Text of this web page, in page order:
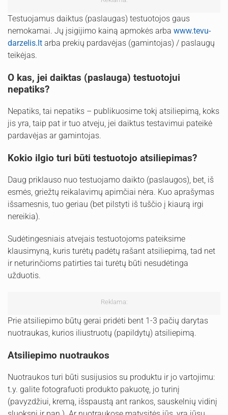
Testuojamus daiktus (paslaugas) testuotojos gaus
nemokamai. Jų įsigijimo kainą apmokės arba www.tevu-
darzelis.lt arba prekių pardavėjas (gamintojas) / paslaugų
teikėjas.
O kas, jei daiktas (paslauga) testuotojui
nepatiks?
Nepatiks, tai nepatiks – publikuosime tokį atsiliepimą, koks
jis yra, taip pat ir tuo atveju, jei daiktus testavimui pateikė
pardavėjas ar gamintojas.
Kokio ilgio turi būti testuotojo atsiliepimas?
Daug priklauso nuo testuojamo daikto (paslaugos), bet, iš
esmės, griežtų reikalavimų apimčiai nėra. Kuo aprašymas
išsamesnis, tuo geriau (bet pilstyti iš tuščio į kiaurą irgi
nereikia).
Sudėtingesniais atvejais testuotojoms pateiksime
klausimyną, kuris turėtų padėtų rašant atsiliepimą, tad net
ir neturinčioms patirties tai turėtų būti nesudėtinga
užduotis.
Reklama:
Prie atsiliepimo būtų gerai pridėti bent 1-3 pačių darytas
nuotraukas, kurios iliustruotų (papildytų) atsiliepimą.
Atsiliepimo nuotraukos
Nuotraukos turi būti susijusios su produktu ir jo vartojimu:
t.y. galite fotografuoti produkto pakuotę, jo turinį
(pavyzdžiui, kremą, išspaustą ant rankos, sauskelnių vidinį